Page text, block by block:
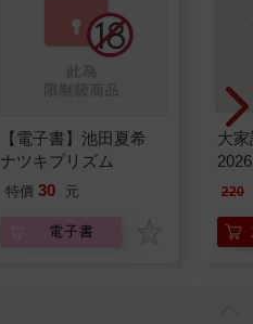
【電子書】池田夏希
ナツキプリズム
特價 30 元
電子書
大
220